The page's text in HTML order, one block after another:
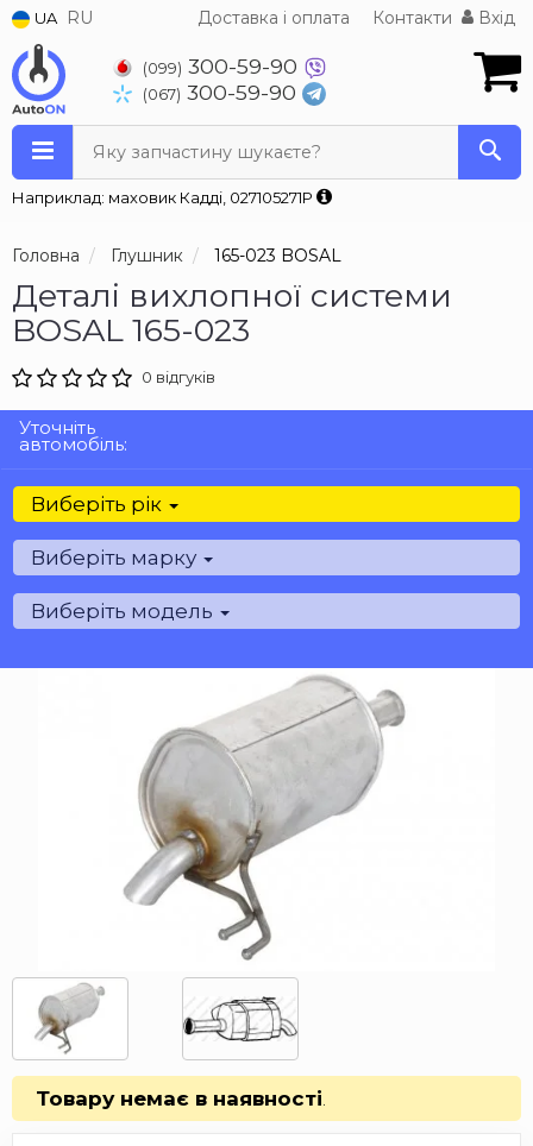
UA RU Доставка і оплата Контакти Вхід
(099) 300-59-90
(067) 300-59-90
Яку запчастину шукаєте?
Наприклад: маховик Кадді, 027105271P
Головна Глушник 165-023 BOSAL
Деталі вихлопної системи
BOSAL 165-023
0 відгуків
Уточніть
автомобіль:
Виберіть рік
Виберіть марку
Виберіть модель
Товару немає в наявності